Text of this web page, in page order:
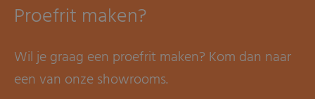
Proefrit maken?
Wil je graag een proefrit maken? Kom dan naar
een van onze showrooms.